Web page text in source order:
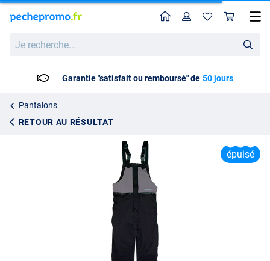
recherche...
HomeProfil
Garantie "satisfait ou remboursé" de 50 jours
Pantalons
RETOUR AU RÉSULTAT
Pantalon Shimano Bib and Brace Non Padded Black
épuisé